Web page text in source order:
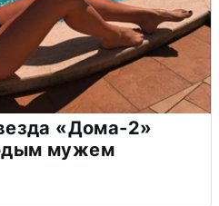
«Дома-2»
мужем